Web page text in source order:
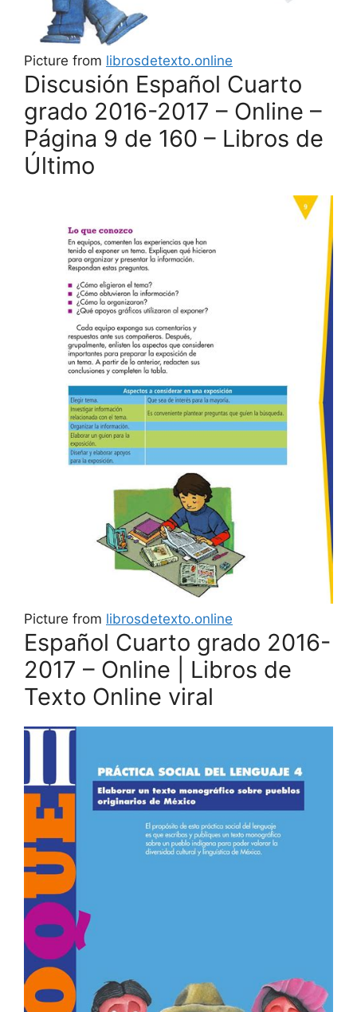
Picture from librosdetexto.online
Discusión Español Cuarto
grado 2016-2017 – Online –
Página 9 de 160 – Libros de
Último
Picture from librosdetexto.online
Español Cuarto grado 2016-
2017 – Online | Libros de
Texto Online viral